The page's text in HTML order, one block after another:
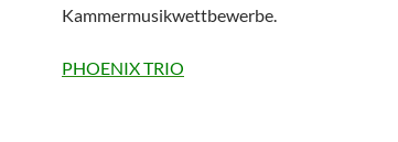
Kammermusikwettbewerbe.
PHOENIX TRIO